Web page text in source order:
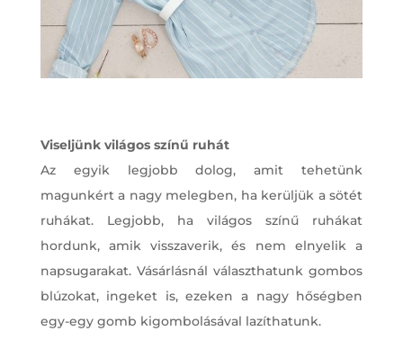
Viseljünk világos színű ruhát
Az egyik legjobb dolog, amit tehetünk
magunkért a nagy melegben, ha kerüljük a sötét
ruhákat. Legjobb, ha világos színű ruhákat
hordunk, amik visszaverik, és nem elnyelik a
napsugarakat. Vásárlásnál választhatunk gombos
blúzokat, ingeket is, ezeken a nagy hőségben
egy-egy gomb kigombolásával lazíthatunk.